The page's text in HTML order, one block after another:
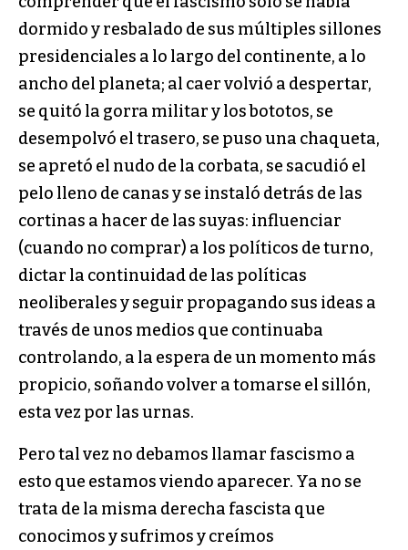
dormido y resbalado de sus múltiples sillones
presidenciales a lo largo del continente, a lo
ancho del planeta; al caer volvió a despertar,
se quitó la gorra militar y los bototos, se
desempolvó el trasero, se puso una chaqueta,
se apretó el nudo de la corbata, se sacudió el
pelo lleno de canas y se instaló detrás de las
cortinas a hacer de las suyas: influenciar
(cuando no comprar) a los políticos de turno,
dictar la continuidad de las políticas
neoliberales y seguir propagando sus ideas a
través de unos medios que continuaba
controlando, a la espera de un momento más
propicio, soñando volver a tomarse el sillón,
esta vez por las urnas.
Pero tal vez no debamos llamar fascismo a
esto que estamos viendo aparecer. Ya no se
trata de la misma derecha fascista que
conocimos y sufrimos y creímos